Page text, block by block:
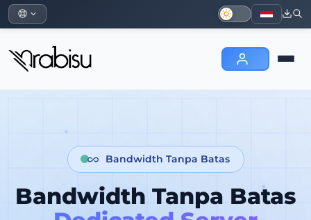
Bandwidth Tanpa Batas
Bandwidth Tanpa Batas